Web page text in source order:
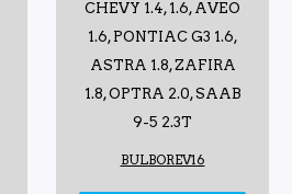
CHEVY 1.4, 1.6, AVEO
1.6, PONTIAC G3 1.6,
ASTRA 1.8, ZAFIRA
1.8, OPTRA 2.0, SAAB
9-5 2.3T
BULBOREV16